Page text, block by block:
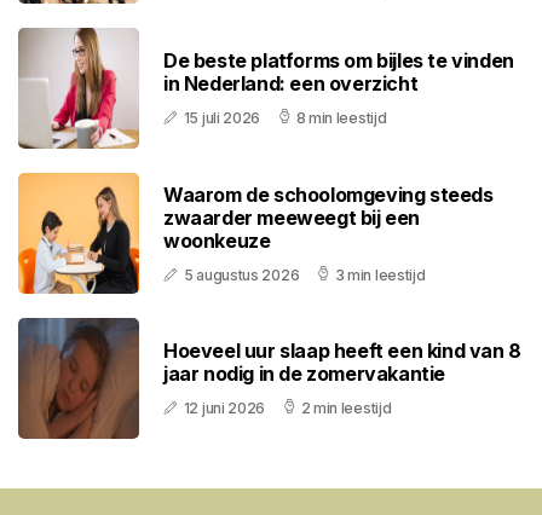
De beste platforms om bijles te vinden
in Nederland: een overzicht
15 juli 2026 8 min leestijd
Waarom de schoolomgeving steeds
zwaarder meeweegt bij een
woonkeuze
5 augustus 2026 3 min leestijd
Hoeveel uur slaap heeft een kind van 8
jaar nodig in de zomervakantie
12 juni 2026 2 min leestijd